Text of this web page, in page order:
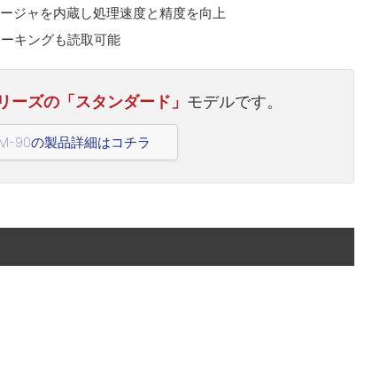
ジャを内蔵し処理速度と精度を向上
キングも読取可能
ズの「スタンダード」 モデルです。
90の製品詳細はコチラ